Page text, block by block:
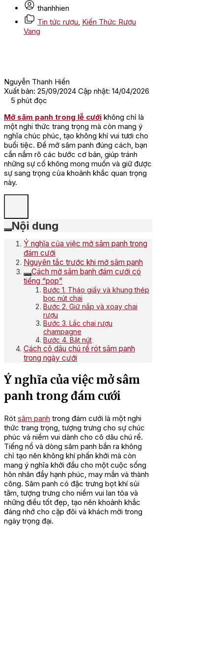
thanhhien
Tin tức rượu, Kiến Thức Rượu
Vang
Nguyễn Thanh Hiền
Xuất bản: 25/09/2024 Cập nhật: 14/04/2026
5 phút đọc
Mở sâm panh trong lễ cưới không chỉ là
một nghi thức trang trọng mà còn mang ý
nghĩa chúc phúc, tạo không khí vui tươi cho
buổi tiệc. Để mở sâm panh đúng cách, bạn
cần nắm rõ các bước cơ bản, giúp tránh
những sự cố không mong muốn và giữ được
sự sang trọng của khoảnh khắc quan trọng
này.
Nội dung
Ý nghĩa của việc mở sâm panh trong
đám cưới
Nguyên tắc trước khi mở sâm panh
Cách mở sâm banh đám cưới có
tiếng “pop”
Bước 1. Tháo giấy và khung thép
bọc nút chai
Bước 2. Giữ nắp và xoay chai
rượu
Bước 3. Lắc chai rượu
champagne
Bước 4. Bật nút
Cách cô dâu chú rể rót sâm panh
trong ngày cưới
Ý nghĩa của việc mở sâm
panh trong đám cưới
Rót sâm panh trong đám cưới là một nghi
thức trang trọng, tượng trưng cho sự chúc
phúc và niềm vui dành cho cô dâu chú rể.
Tiếng nổ và dòng sâm panh bắn ra không
chỉ tạo nên không khí phấn khởi mà còn
mang ý nghĩa khởi đầu cho một cuộc sống
hôn nhân đầy hạnh phúc, may mắn và thành
công. Sâm panh có đặc trưng bọt khí sủi
tăm, tượng trưng cho niềm vui lan tỏa và
những điều tốt đẹp, tạo nên khoảnh khắc
đáng nhớ cho cặp đôi và khách mời trong
ngày trọng đại.